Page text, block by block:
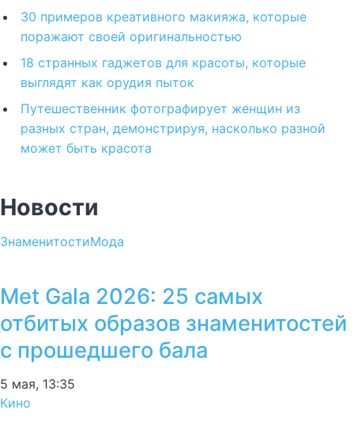
30 примеров креативного макияжа, которые
поражают своей оригинальностью
18 странных гаджетов для красоты, которые
выглядят как орудия пыток
Путешественник фотографирует женщин из
разных стран, демонстрируя, насколько разной
может быть красота
Новости
ЗнаменитостиМода
Met Gala 2026: 25 самых
отбитых образов знаменитостей
с прошедшего бала
5 мая, 13:35
Кино